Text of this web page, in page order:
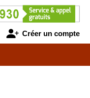
Créer un compte